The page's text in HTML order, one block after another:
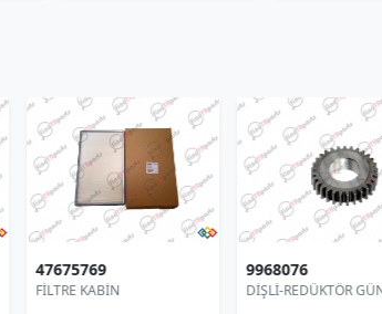
292894A1
DİŞLİ
47675769
FİLTRE KABİN